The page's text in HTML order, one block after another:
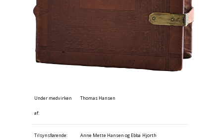
Under medvirken
af:
Thomas Hansen
Tilsynsførende: Anne Mette Hansen og Ebba Hjorth